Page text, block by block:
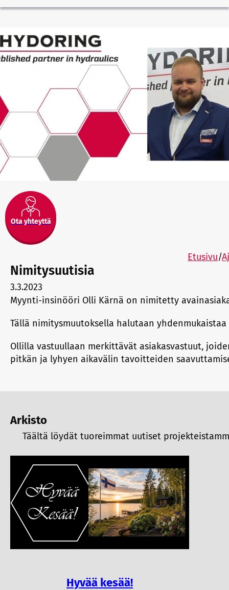
Ota yhteyttä
Etusivu/
Nimitysuutisia
3.3.2023
Myynti-insinööri Olli Kärnä on nimitetty
Tällä nimitysmuutoksella halutaan
Ollilla vastuullaan merkittävät asiakasvastuut,
pitkän ja lyhyen aikavälin tavoitteiden
Arkisto
Täältä löydät tuoreimmat uutiset
Hyvää kesää!